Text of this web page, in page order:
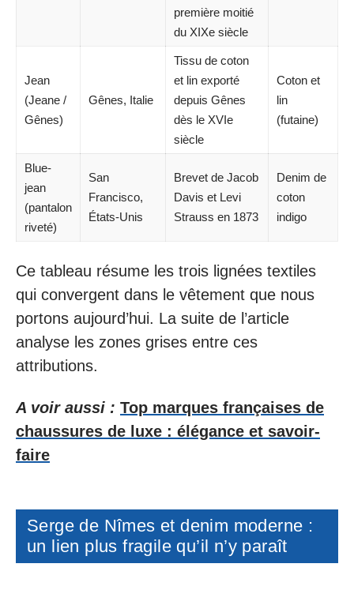
première moitié
du XIXe siècle
Jean
(Jeane /
Gênes)
Gênes, Italie
Tissu de coton
et lin exporté
depuis Gênes
dès le XVIe
siècle
Coton et
lin
(futaine)
Blue-
jean
(pantalon
riveté)
San
Francisco,
États-Unis
Brevet de Jacob
Davis et Levi
Strauss en 1873
Denim de
coton
indigo
Ce tableau résume les trois lignées textiles
qui convergent dans le vêtement que nous
portons aujourd’hui. La suite de l’article
analyse les zones grises entre ces
attributions.
A voir aussi : Top marques françaises de
chaussures de luxe : élégance et savoir-
faire
Serge de Nîmes et denim moderne :
un lien plus fragile qu’il n’y paraît